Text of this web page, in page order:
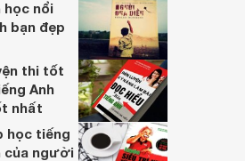
Thiếu Nhi HGTH - Số
hai hạt mầm
Giá từ 36.800 đ
Có 2 nơi bán
học nổi
bạn đẹp
thi tốt
Anh
nhất
học tiếng
của người